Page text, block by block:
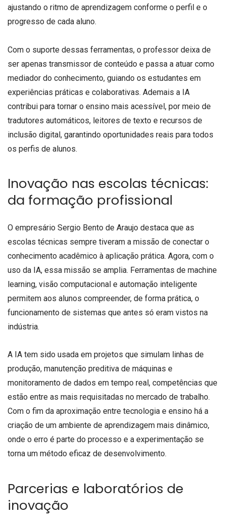
ajustando o ritmo de aprendizagem conforme o perfil e o
progresso de cada aluno.
Com o suporte dessas ferramentas, o professor deixa de
ser apenas transmissor de conteúdo e passa a atuar como
mediador do conhecimento, guiando os estudantes em
experiências práticas e colaborativas. Ademais a IA
contribui para tornar o ensino mais acessível, por meio de
tradutores automáticos, leitores de texto e recursos de
inclusão digital, garantindo oportunidades reais para todos
os perfis de alunos.
Inovação nas escolas técnicas:
da formação profissional
O empresário Sergio Bento de Araujo destaca que as
escolas técnicas sempre tiveram a missão de conectar o
conhecimento acadêmico à aplicação prática. Agora, com o
uso da IA, essa missão se amplia. Ferramentas de machine
learning, visão computacional e automação inteligente
permitem aos alunos compreender, de forma prática, o
funcionamento de sistemas que antes só eram vistos na
indústria.
A IA tem sido usada em projetos que simulam linhas de
produção, manutenção preditiva de máquinas e
monitoramento de dados em tempo real, competências que
estão entre as mais requisitadas no mercado de trabalho.
Com o fim da aproximação entre tecnologia e ensino há a
criação de um ambiente de aprendizagem mais dinâmico,
onde o erro é parte do processo e a experimentação se
torna um método eficaz de desenvolvimento.
Parcerias e laboratórios de
inovação